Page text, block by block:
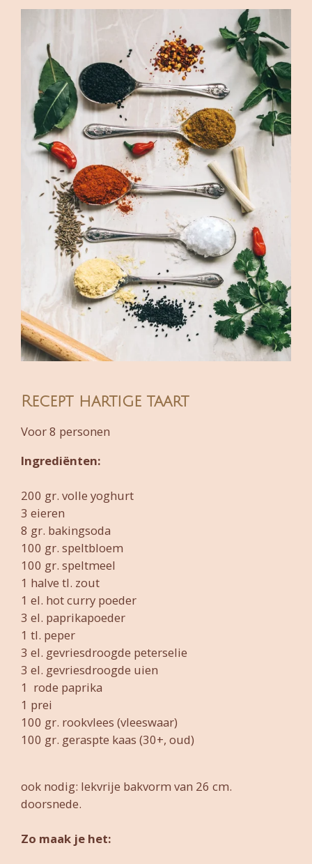
Recept hartige taart
Voor 8 personen
Ingrediënten:
200 gr. volle yoghurt
3 eieren
8 gr. bakingsoda
100 gr. speltbloem
100 gr. speltmeel
1 halve tl. zout
1 el. hot curry poeder
3 el. paprikapoeder
1 tl. peper
3 el. gevriesdroogde peterselie
3 el. gevriesdroogde uien
1 rode paprika
1 prei
100 gr. rookvlees (vleeswaar)
100 gr. geraspte kaas (30+, oud)
ook nodig: lekvrije bakvorm van 26 cm.
doorsnede.
Zo maak je het: